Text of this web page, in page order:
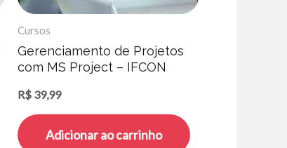
Cursos
Gerenciamento de Projetos
com MS Project – IFCON
R$ 39,99
Adicionar ao carrinho